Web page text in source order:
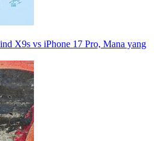
X9s vs iPhone 17 Pro, Mana yang